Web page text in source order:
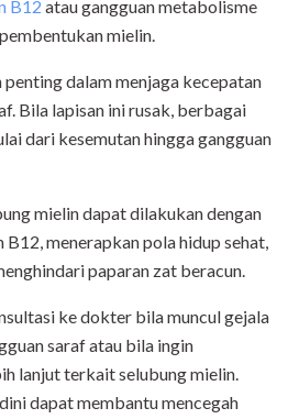
B12 atau gangguan metabolisme
mielin.
dalam menjaga kecepatan
Bila lapisan ini rusak, berbagai
dari kesemutan hingga gangguan
mielin dapat dilakukan dengan
B12, menerapkan pola hidup sehat,
paparan zat beracun.
ke dokter bila muncul gejala
saraf atau bila ingin
lanjut terkait selubung mielin.
dapat membantu mencegah